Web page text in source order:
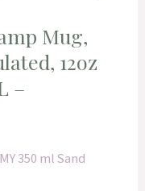
Mug,
12oz
–